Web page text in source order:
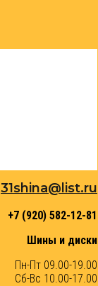
31shina@list.ru
+7 (920) 582-12-81
Шины и диски
Пн-Пт 09.00-19.00
Сб-Вс 10.00-17.00